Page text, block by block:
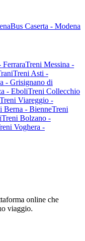
Bus Caserta - Modena
Treni Messina -
Treni Asti -
- Grisignano di
- EboliTreni Collecchio
Treni Viareggio -
Berna - BienneTreni
Treni Bolzano -
Voghera -
online che
viaggio.